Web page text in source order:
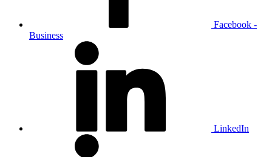
Facebook -
Business
LinkedIn